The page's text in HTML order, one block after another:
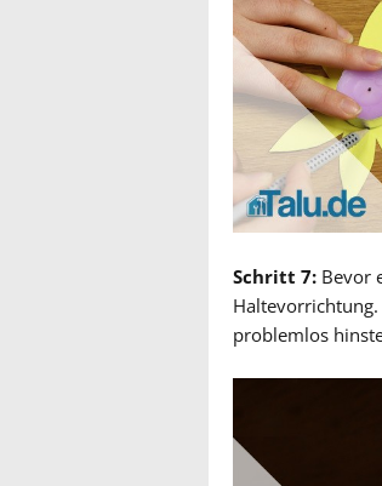
Schritt 7: Bevor
Haltevorrichtung.
problemlos